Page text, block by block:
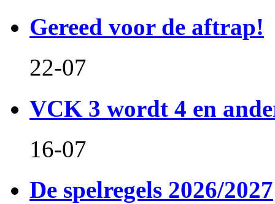
Gereed voor de aftrap!
22-07
VCK 3 wordt 4 en
16-07
De spelregels 2026/2027